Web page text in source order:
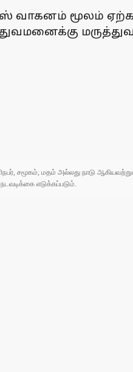
வாகனம் மூலம்
சமூகம், மதம் அல்லது நாடு
எடுக்கப்படும்.